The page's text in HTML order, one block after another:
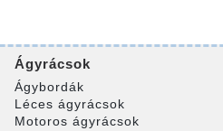
Ágyrácsok
Ágybordák
Léces ágyrácsok
Motoros ágyrácsok